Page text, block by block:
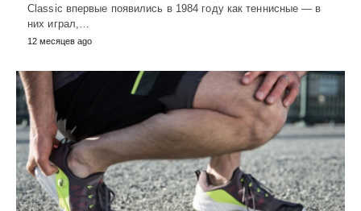
Classic впервые появились в 1984 году как теннисные — в
них играл,…
12 месяцев ago